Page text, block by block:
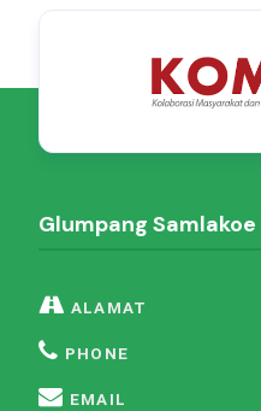
Glumpang Samlakoe
ALAMAT
PHONE
EMAIL